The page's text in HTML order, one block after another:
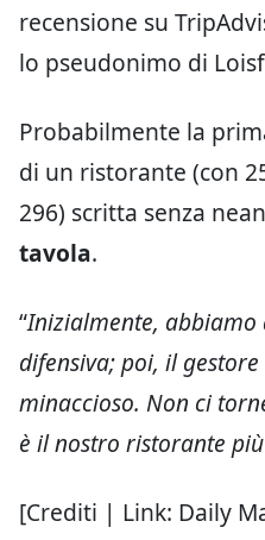
recensione su
lo pseudonimo di
Probabilmente la
di un ristorante (con
296) scritta senza
tavola.
“Inizialmente, abbiamo
difensiva; poi, il
minaccioso. Non ci
è il nostro ristorante
[Crediti | Link: Daily